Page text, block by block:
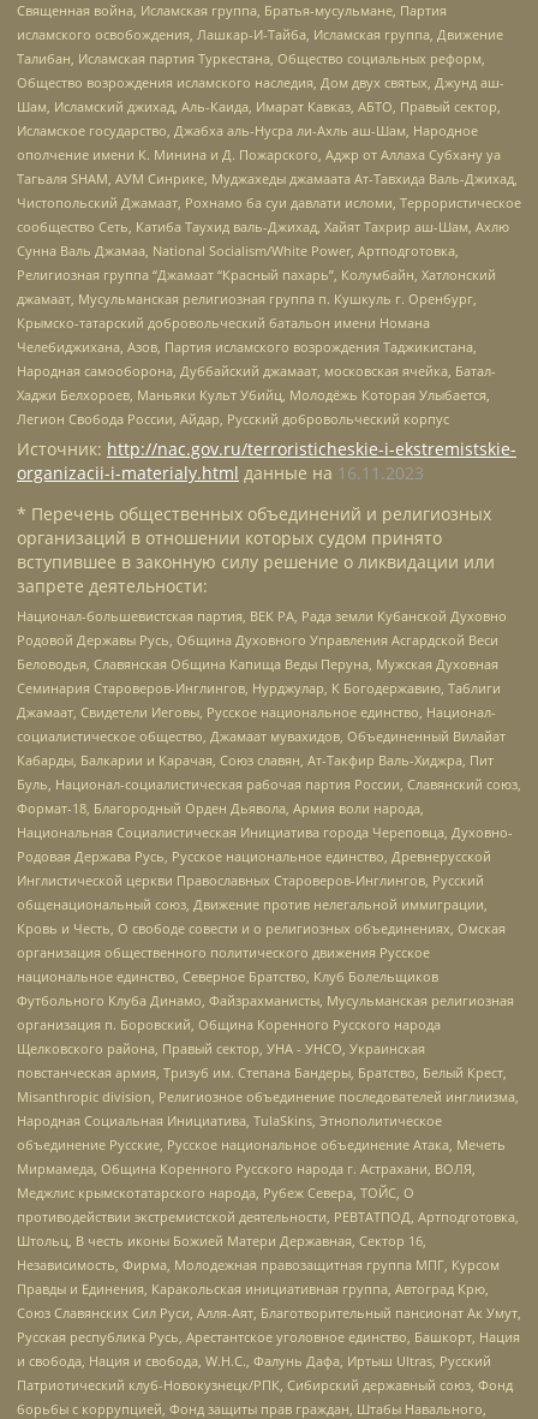
Священная война, Исламская группа, Братья-мусульмане, Партия
исламского освобождения, Лашкар-И-Тайба, Исламская группа, Движение
Талибан, Исламская партия Туркестана, Общество социальных реформ,
Общество возрождения исламского наследия, Дом двух святых, Джунд аш-
Шам, Исламский джихад, Аль-Каида, Имарат Кавказ, АБТО, Правый сектор,
Исламское государство, Джабха аль-Нусра ли-Ахль аш-Шам, Народное
ополчение имени К. Минина и Д. Пожарского, Аджр от Аллаха Субхану уа
Тагьаля SHAM, АУМ Синрике, Муджахеды джамаата Ат-Тавхида Валь-Джихад,
Чистопольский Джамаат, Рохнамо ба суи давлати исломи, Террористическое
сообщество Сеть, Катиба Таухид валь-Джихад, Хайят Тахрир аш-Шам, Ахлю
Сунна Валь Джамаа, National Socialism/White Power, Артподготовка,
Религиозная группа “Джамаат “Красный пахарь”, Колумбайн, Хатлонский
джамаат, Мусульманская религиозная группа п. Кушкуль г. Оренбург,
Крымско-татарский добровольческий батальон имени Номана
Челебиджихана, Азов, Партия исламского возрождения Таджикистана,
Народная самооборона, Дуббайский джамаат, московская ячейка, Батал-
Хаджи Белхороев, Маньяки Культ Убийц, Молодёжь Которая Улыбается,
Легион Свобода России, Айдар, Русский добровольческий корпус
Источник: http://nac.gov.ru/terroristicheskie-i-ekstremistskie-
organizacii-i-materialy.html данные на 16.11.2023
* Перечень общественных объединений и религиозных
организаций в отношении которых судом принято
вступившее в законную силу решение о ликвидации или
запрете деятельности:
Национал-большевистская партия, ВЕК РА, Рада земли Кубанской Духовно
Родовой Державы Русь, Община Духовного Управления Асгардской Веси
Беловодья, Славянская Община Капища Веды Перуна, Мужская Духовная
Семинария Староверов-Инглингов, Нурджулар, К Богодержавию, Таблиги
Джамаат, Свидетели Иеговы, Русское национальное единство, Национал-
социалистическое общество, Джамаат мувахидов, Объединенный Вилайат
Кабарды, Балкарии и Карачая, Союз славян, Ат-Такфир Валь-Хиджра, Пит
Буль, Национал-социалистическая рабочая партия России, Славянский союз,
Формат-18, Благородный Орден Дьявола, Армия воли народа,
Национальная Социалистическая Инициатива города Череповца, Духовно-
Родовая Держава Русь, Русское национальное единство, Древнерусской
Инглистической церкви Православных Староверов-Инглингов, Русский
общенациональный союз, Движение против нелегальной иммиграции,
Кровь и Честь, О свободе совести и о религиозных объединениях, Омская
организация общественного политического движения Русское
национальное единство, Северное Братство, Клуб Болельщиков
Футбольного Клуба Динамо, Файзрахманисты, Мусульманская религиозная
организация п. Боровский, Община Коренного Русского народа
Щелковского района, Правый сектор, УНА - УНСО, Украинская
повстанческая армия, Тризуб им. Степана Бандеры, Братство, Белый Крест,
Misanthropic division, Религиозное объединение последователей инглиизма,
Народная Социальная Инициатива, TulaSkins, Этнополитическое
объединение Русские, Русское национальное объединение Атака, Мечеть
Мирмамеда, Община Коренного Русского народа г. Астрахани, ВОЛЯ,
Меджлис крымскотатарского народа, Рубеж Севера, ТОЙС, О
противодействии экстремистской деятельности, РЕВТАТПОД, Артподготовка,
Штольц, В честь иконы Божией Матери Державная, Сектор 16,
Независимость, Фирма, Молодежная правозащитная группа МПГ, Курсом
Правды и Единения, Каракольская инициативная группа, Автоград Крю,
Союз Славянских Сил Руси, Алля-Аят, Благотворительный пансионат Ак Умут,
Русская республика Русь, Арестантское уголовное единство, Башкорт, Нация
и свобода, Нация и свобода, W.H.С., Фалунь Дафа, Иртыш Ultras, Русский
Патриотический клуб-Новокузнецк/РПК, Сибирский державный союз, Фонд
борьбы с коррупцией, Фонд защиты прав граждан, Штабы Навального,